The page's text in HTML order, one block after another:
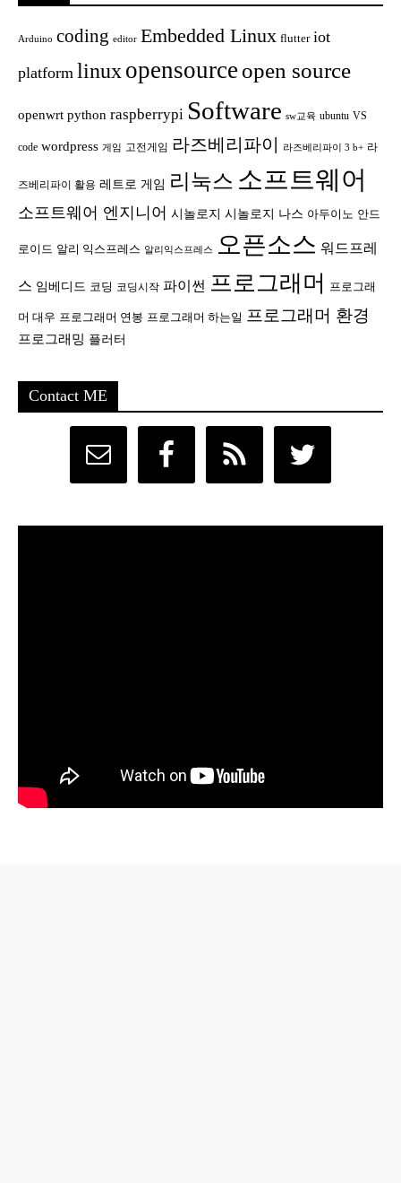
Arduino coding editor Embedded Linux flutter iot
platform linux opensource open source
openwrt python raspberrypi Software sw교육 ubuntu VS
code wordpress 게임 고전게임 라즈베리파이 라즈베리파이 3 b+ 라
즈베리파이 활용 레트로 게임 리눅스 소프트웨어
소프트웨어 엔지니어 시놀로지 시놀로지 나스 아두이노 안드
로이드 알리 익스프레스 알리익스프레스 오픈소스 워드프레
스 임베디드 코딩 코딩시작 파이썬 프로그래머 프로그래
머 대우 프로그래머 연봉 프로그래머 하는일 프로그래머 환경
프로그래밍 플러터
Contact ME